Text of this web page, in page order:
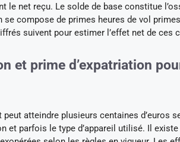
net reçu. Le solde de base constitue
compose de primes heures de vol
suivent pour estimer l’effet net de ces
et prime d’expatriation
atteindre plusieurs centaines d’euros
et parfois le type d’appareil utilisé. Il